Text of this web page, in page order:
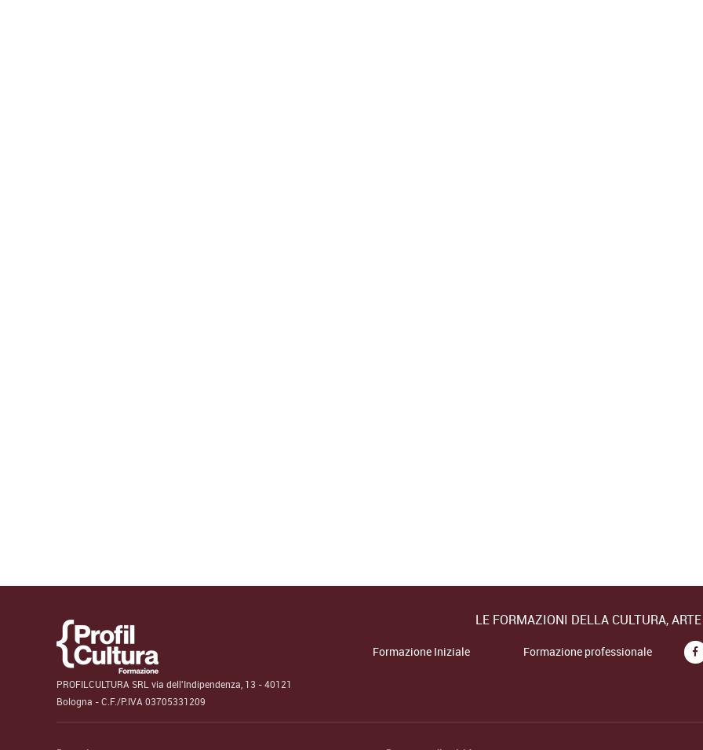
PROFILCULTURA SRL via dell'Indipendenza, 13 - 40121
Bologna - C.F./P.IVA 03705331209
LE FORMAZIONI DELLA CULTURA,
Formazione Iniziale Formazione professionale